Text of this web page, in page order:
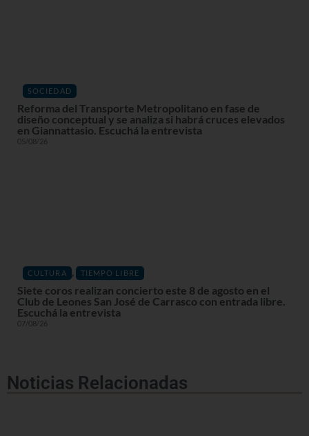
SOCIEDAD
Reforma del Transporte Metropolitano en fase de
diseño conceptual y se analiza si habrá cruces elevados
en Giannattasio. Escuchá la entrevista
05/08/26
CULTURA , TIEMPO LIBRE
Siete coros realizan concierto este 8 de agosto en el
Club de Leones San José de Carrasco con entrada libre.
Escuchá la entrevista
07/08/26
Noticias Relacionadas